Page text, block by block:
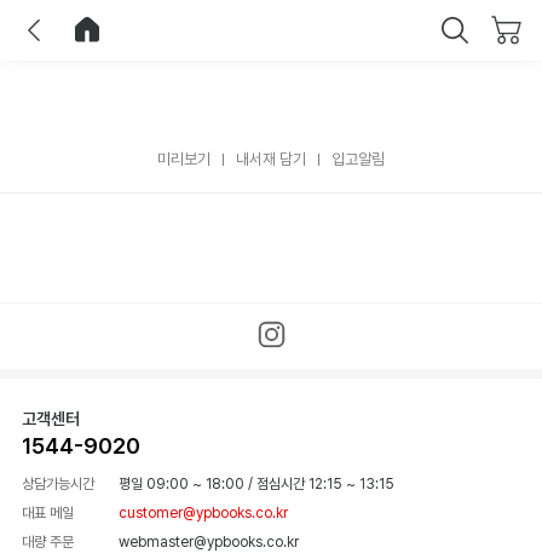
미리보기 내서재 담기 입고알림
고객센터
1544-9020
상담가능시간 평일 09:00 ~ 18:00 / 점심시간 12:15 ~ 13:15
대표 메일
customer@ypbooks.co.kr
대량 주문
webmaster@ypbooks.co.kr